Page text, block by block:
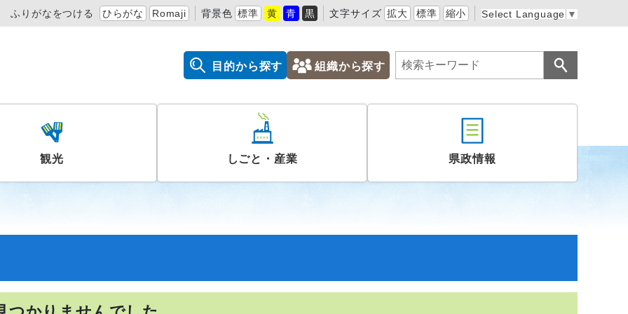
ふりがなをつける ひらがな Romaji 背景色 標準 黄 青 黒 文字サイズ 拡大 標準 縮小 Select Language ▼
目的から探す 組織から探す
観光 しごと・産業 県政情報